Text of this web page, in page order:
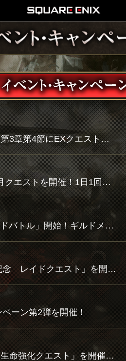
アナザーストーリー第3章第4節にEXクエストを追加！SSR武具「夕星の弓（弓）」をGETしよう！
謹賀新年2024 お正月クエストを開催！1日1回限定の特別なクエストを毎日クリアして豪華報酬を獲得しよう！(追記1/15 15:20)
1/19「期間限定ギルドバトル」開始！ギルドメンバーで協力してランキング上位を目指そう！(追記1/15 16:30)
「NieRコラボ復刻記念 レイドクエスト」を開催！レアレイドボスLv.5討伐で「複製された生命」GET！(追記1/10 19:00)
ーン第2弾を開催！
高難度「複製された生命強化クエスト」を開催！「複製された生命の欠片」を獲得しよう！